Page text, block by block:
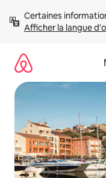
directement
Afficher la langue